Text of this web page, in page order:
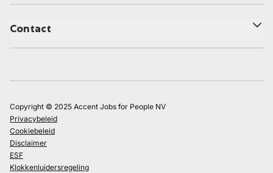
Contact
Copyright © 2025 Accent Jobs for People NV
Privacybeleid
Cookiebeleid
Disclaimer
ESF
Klokkenluidersregeling